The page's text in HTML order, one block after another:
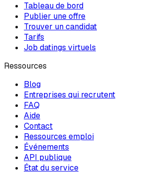
Tableau de bord
Publier une offre
Trouver un candidat
Tarifs
Job datings virtuels
Ressources
Blog
Entreprises qui recrutent
FAQ
Aide
Contact
Ressources emploi
Événements
API publique
État du service